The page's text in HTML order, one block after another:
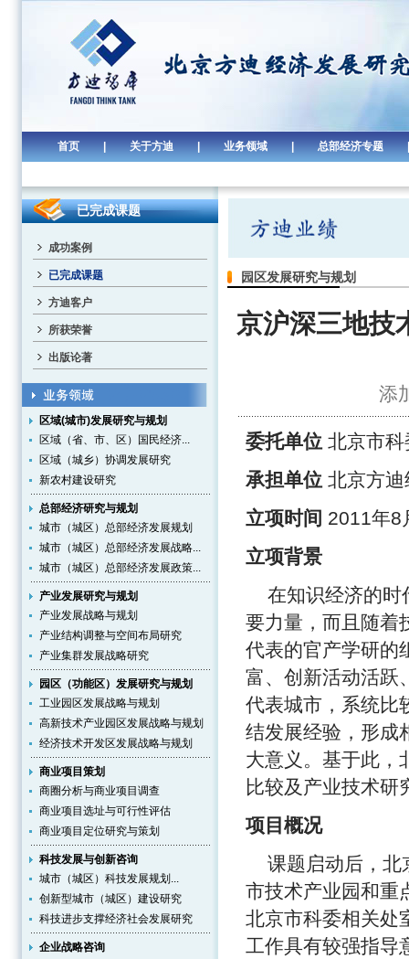
首页 | 关于方迪 | 业务领域 | 总部经济专题 |
已完成课题
成功案例
已完成课题
方迪客户
所获荣誉
出版论著
区域(城市)发展研究与规划
区域（省、市、区）国民经济...
区域（城乡）协调发展研究
新农村建设研究
总部经济研究与规划
城市（城区）总部经济发展规划
城市（城区）总部经济发展战略...
城市（城区）总部经济发展政策...
产业发展研究与规划
产业发展战略与规划
产业结构调整与空间布局研究
产业集群发展战略研究
园区（功能区）发展研究与规划
工业园区发展战略与规划
高新技术产业园区发展战略与规划
经济技术开发区发展战略与规划
商业项目策划
商圈分析与商业项目调查
商业项目选址与可行性评估
商业项目定位研究与策划
科技发展与创新咨询
城市（城区）科技发展规划...
创新型城市（城区）建设研究
科技进步支撑经济社会发展研究
企业战略咨询
园区发展研究与规划
京沪深三地技
添
委托单位 北京市
承担单位 北京方
立项时间 2011年8
立项背景
在知识经济的时
要力量，而且随着
代表的官产学研的
富、创新活动活跃
代表城市，系统比
结发展经验，形成
大意义。基于此，
比较及产业技术研
项目概况
课题启动后，北
市技术产业园和重
北京市科委相关处
工作具有较强指导